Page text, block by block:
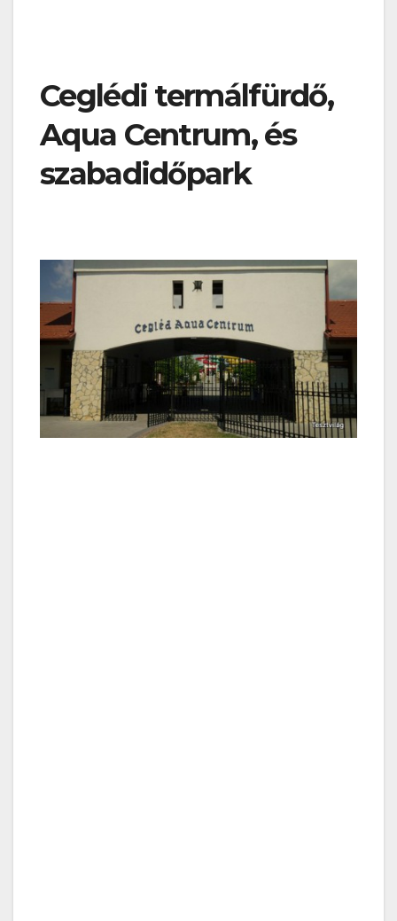
Ceglédi termálfürdő,
Aqua Centrum, és
szabadidőpark